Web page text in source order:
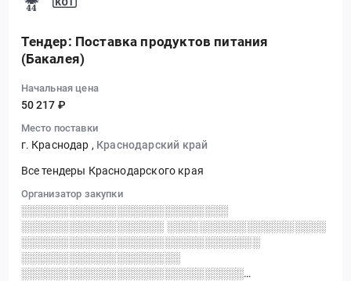
Тендер: Поставка продуктов питания
(Бакалея)
Начальная цена
50 217 ₽
Место поставки
г. Краснодар , Краснодарский край
Все тендеры Краснодарского края
Организатор закупки
░░░░░░░░░░░░░░░░░░░░░░░░░░
░░░░░░░░░░░░░░░░░░ ░░░░░░░░░░░░░░░░░░░░
░░░░░░░░░░░░░░░░░░░░░░░░░░░░░░
░░░░░░░░░░░░░░░░░░░░
░░░░░░░░░░░░░░░░░░░░░░░░░░░░